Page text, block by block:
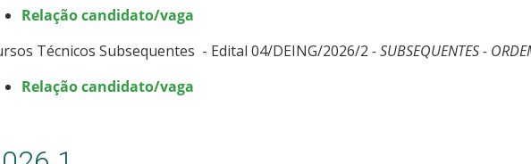
Relação candidato/vaga
Técnicos Subsequentes - Edital 04/DEING/2026/2 - SUBSEQUENTES -
Relação candidato/vaga